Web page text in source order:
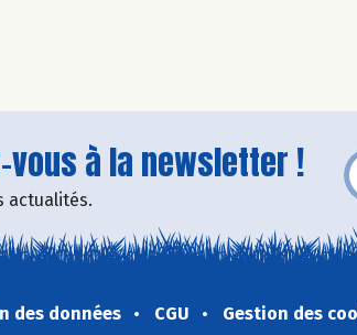
à la newsletter !
actualités.
des données CGU Gestion des